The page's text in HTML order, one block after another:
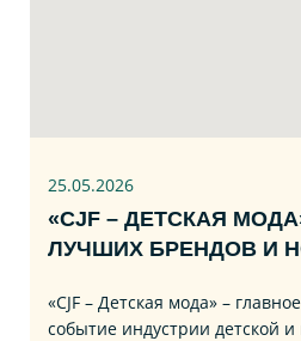
25.05.2026
«CJF – ДЕТСКАЯ
ЛУЧШИХ БРЕНДОВ И
«CJF – Детская мода» –
событие индустрии детской